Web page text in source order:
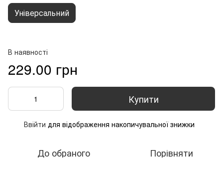
Універсальний
В наявності
229.00 грн
Купити
Ввійти для відображення накопичувальної знижки
До обраного Порівняти